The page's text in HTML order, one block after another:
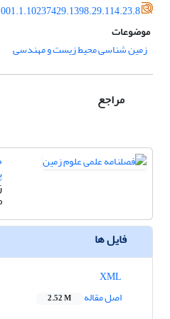
موضوعات
زمین شناسی محیط زیست و مهندسی
مراجع
فایل ها
اصل مقاله
2.52 M